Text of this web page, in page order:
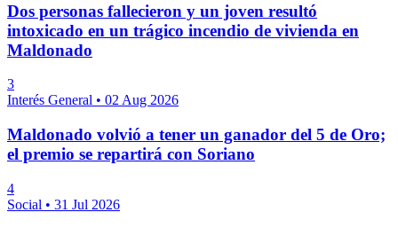
Dos personas fallecieron y un joven resultó
intoxicado en un trágico incendio de vivienda en
Maldonado
3
Interés General • 02 Aug 2026
Maldonado volvió a tener un ganador del 5 de Oro;
el premio se repartirá con Soriano
4
Social • 31 Jul 2026